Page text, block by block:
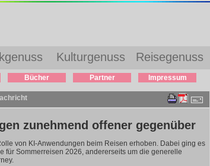
Kulturgenuss Reisegenuss
Bücher Partner Impressum
zunehmend offener gegenüber
von KI-Anwendungen beim Reisen erhoben. Dabei ging es
für Sommerreisen 2026, andererseits um die generelle